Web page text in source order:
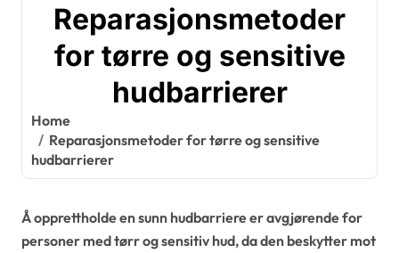
Reparasjonsmetoder
for tørre og sensitive
hudbarrierer
Home
Reparasjonsmetoder for tørre og sensitive
hudbarrierer
Å opprettholde en sunn hudbarriere er avgjørende for
personer med tørr og sensitiv hud, da den beskytter mot